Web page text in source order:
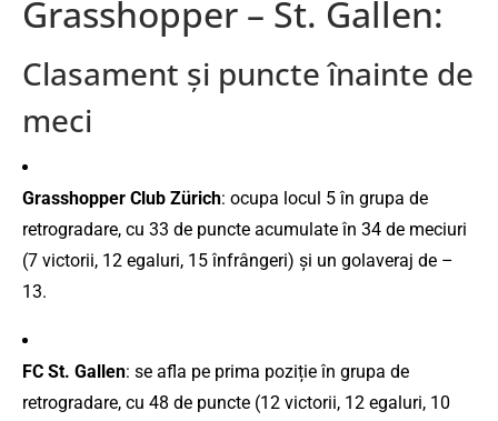
Grasshopper – St. Gallen:
Clasament și puncteînainte de
meci
Grasshopper Club Zürich: ocupa locul 5în grupa de
retrogradare, cu 33 de puncte acumulateîn 34 de meciuri
(7 victorii, 12 egaluri, 15înfrângeri) și un golaveraj de –
13.
FC St. Gallen: se afla pe prima pozițieîn grupa de
retrogradare, cu 48 de puncte (12 victorii, 12 egaluri, 10